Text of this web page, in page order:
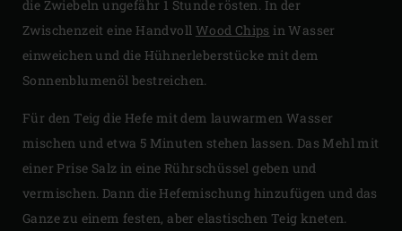
die Zwiebeln ungefähr 1 Stunde rösten. In der
Zwischenzeit eine Handvoll Wood Chips in Wasser
einweichen und die Hühnerleberstücke mit dem
Sonnenblumenöl bestreichen.
Für den Teig die Hefe mit dem lauwarmen Wasser
mischen und etwa 5 Minuten stehen lassen. Das Mehl mit
einer Prise Salz in eine Rührschüssel geben und
vermischen. Dann die Hefemischung hinzufügen und das
Ganze zu einem festen, aber elastischen Teig kneten.